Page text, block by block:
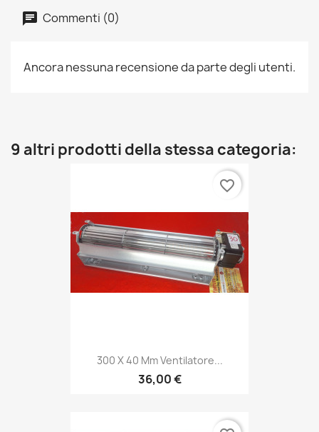
Commenti (0)
Ancora nessuna recensione da parte degli utenti.
9 altri prodotti della stessa categoria:
300 X 40 Mm Ventilatore...
36,00 €
favorite_border